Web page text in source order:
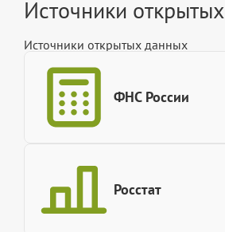
Источники
Источники открытых данных
ФНС России
Росстат